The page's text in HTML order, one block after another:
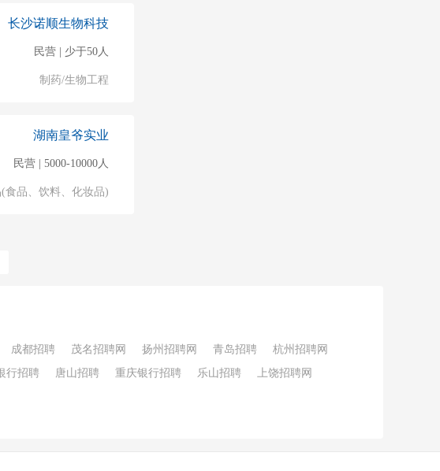
长沙诺顺生物科技
民营 | 少于50人
制药/生物工程
湖南皇爷实业
民营 | 5000-10000人
食品、饮料、化妆品)
成都招聘 茂名招聘网 扬州招聘网 青岛招聘
杭州招聘网
行招聘 唐山招聘 重庆银行招聘 乐山招聘 上饶招聘网